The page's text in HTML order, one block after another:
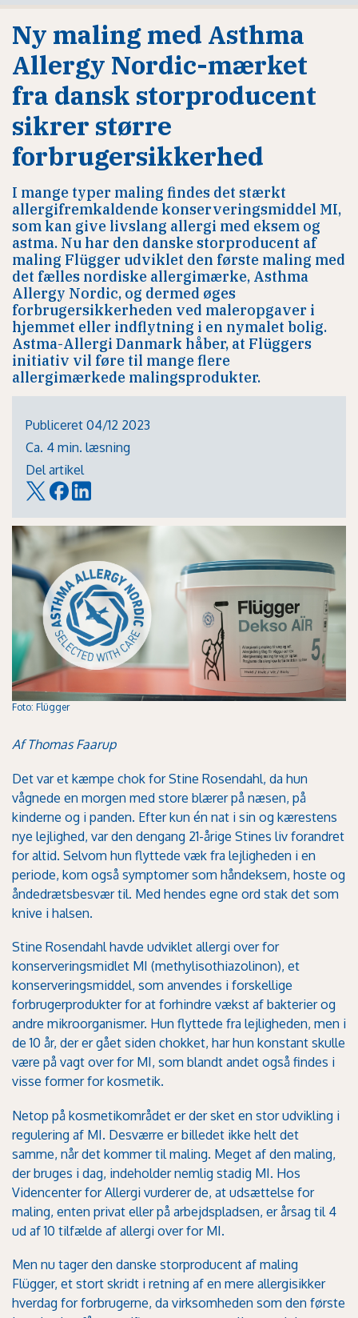
Ny maling med Asthma
Allergy Nordic-mærket
fra dansk storproducent
sikrer større
forbrugersikkerhed
I mange typer maling findes det stærkt
allergifremkaldende konserveringsmiddel MI,
som kan give livslang allergi med eksem og
astma. Nu har den danske storproducent af
maling Flügger udviklet den første maling med
det fælles nordiske allergimærke, Asthma
Allergy Nordic, og dermed øges
forbrugersikkerheden ved maleropgaver i
hjemmet eller indflytning i en nymalet bolig.
Astma-Allergi Danmark håber, at Flüggers
initiativ vil føre til mange flere
allergimærkede malingsprodukter.
Publiceret 04/12 2023
Ca. 4 min. læsning
Del artikel
Foto: Flügger
Af Thomas Faarup
Det var et kæmpe chok for Stine Rosendahl, da hun
vågnede en morgen med store blærer på næsen, på
kinderne og i panden. Efter kun én nat i sin og kærestens
nye lejlighed, var den dengang 21-årige Stines liv forandret
for altid. Selvom hun flyttede væk fra lejligheden i en
periode, kom også symptomer som håndeksem, hoste og
åndedrætsbesvær til. Med hendes egne ord stak det som
knive i halsen.
Stine Rosendahl havde udviklet allergi over for
konserveringsmidlet MI (methylisothiazolinon), et
konserveringsmiddel, som anvendes i forskellige
forbrugerprodukter for at forhindre vækst af bakterier og
andre mikroorganismer. Hun flyttede fra lejligheden, men i
de 10 år, der er gået siden chokket, har hun konstant skulle
være på vagt over for MI, som blandt andet også findes i
visse former for kosmetik.
Netop på kosmetikområdet er der sket en stor udvikling i
regulering af MI. Desværre er billedet ikke helt det
samme, når det kommer til maling. Meget af den maling,
der bruges i dag, indeholder nemlig stadig MI. Hos
Videncenter for Allergi vurderer de, at udsættelse for
maling, enten privat eller på arbejdspladsen, er årsag til 4
ud af 10 tilfælde af allergi over for MI.
Men nu tager den danske storproducent af maling
Flügger, et stort skridt i retning af en mere allergisikker
hverdag for forbrugerne, da virksomheden som den første